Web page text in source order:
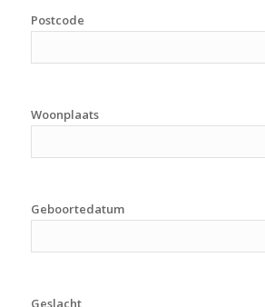
Postcode
Woonplaats
Geboortedatum
Geslacht